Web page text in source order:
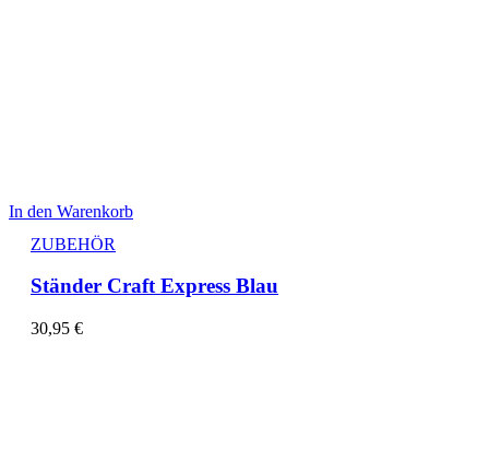
In den Warenkorb
ZUBEHÖR
Ständer Craft Express Blau
30,95 €